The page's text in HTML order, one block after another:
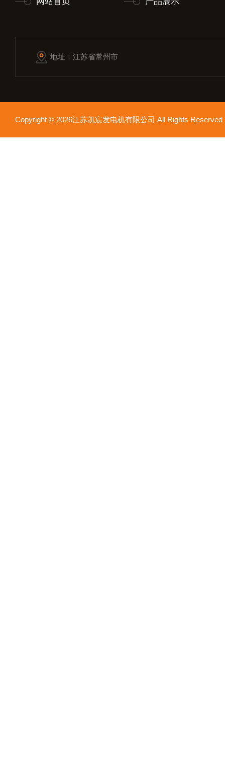
地址：江苏省常州市
Copyright © 2026江苏凯宸发电机有限公司 All Rights